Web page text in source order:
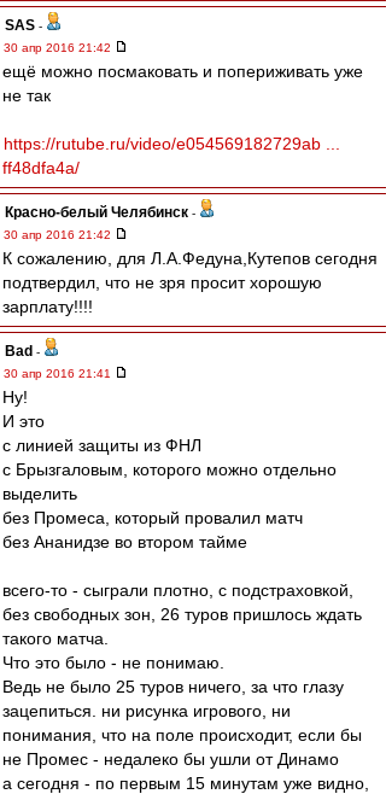
SAS -
30 апр 2016 21:42
ещё можно посмаковать и попериживать уже
не так
https://rutube.ru/video/e054569182729ab ...
ff48dfa4a/
Красно-белый Челябинск -
30 апр 2016 21:42
К сожалению, для Л.А.Федуна,Кутепов сегодня
подтвердил, что не зря просит хорошую
зарплату!!!!
Bad -
30 апр 2016 21:41
Ну!
И это
с линией защиты из ФНЛ
с Брызгаловым, которого можно отдельно
выделить
без Промеса, который провалил матч
без Ананидзе во втором тайме
всего-то - сыграли плотно, с подстраховкой,
без свободных зон, 26 туров пришлось ждать
такого матча.
Что это было - не понимаю.
Ведь не было 25 туров ничего, за что глазу
зацепиться. ни рисунка игрового, ни
понимания, что на поле происходит, если бы
не Промес - недалеко бы ушли от Динамо
а сегодня - по первым 15 минутам уже видно,